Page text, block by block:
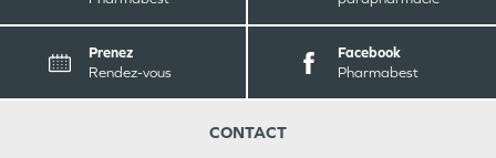
Prenez
Rendez-vous
Facebook
Pharmabest
CONTACT